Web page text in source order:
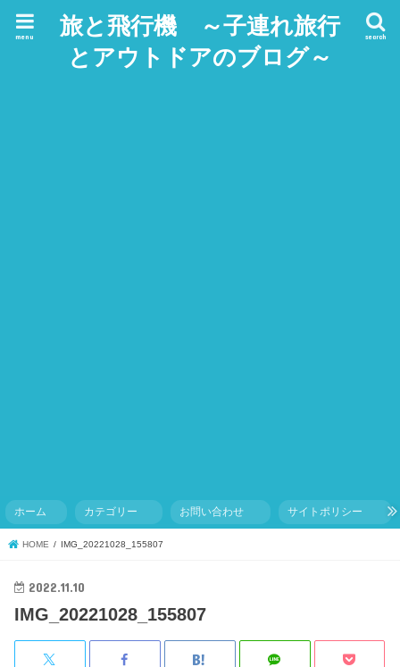
旅と飛行機 ～子連れ旅行
とアウトドアのブログ～
search
menu
ホーム カテゴリー お問い合わせ サイトポリシー
HOME IMG_20221028_155807
2022.11.10
IMG_20221028_155807